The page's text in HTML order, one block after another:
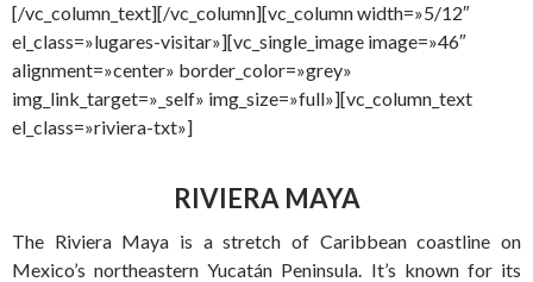
[/vc_column_text][/vc_column][vc_column width=»5/12″
el_class=»lugares-visitar»][vc_single_image image=»46″
alignment=»center» border_color=»grey»
img_link_target=»_self» img_size=»full»][vc_column_text
el_class=»riviera-txt»]
RIVIERA MAYA
The Riviera Maya is a stretch of Caribbean coastline on
Mexico’s northeastern Yucatán Peninsula. It’s known for its